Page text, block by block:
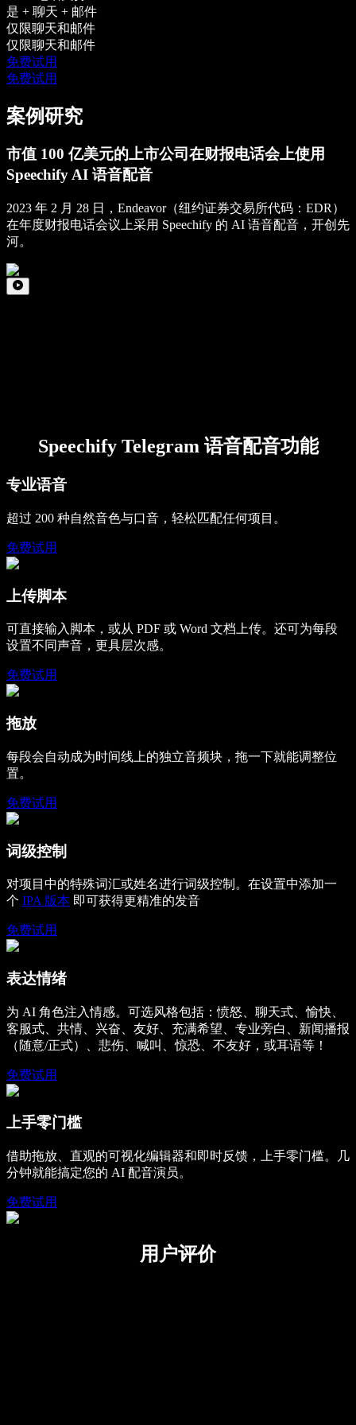
是 + 聊天 + 邮件
仅限聊天和邮件
仅限聊天和邮件
免费试用
免费试用
案例研究
市值 100 亿美元的上市公司在财报电话会上使用
Speechify AI 语音配音
2023 年 2 月 28 日，Endeavor（纽约证券交易所代码：EDR）
在年度财报电话会议上采用 Speechify 的 AI 语音配音，开创先
河。
Speechify Telegram 语音配音功能
专业语音
超过 200 种自然音色与口音，轻松匹配任何项目。
免费试用
上传脚本
可直接输入脚本，或从 PDF 或 Word 文档上传。还可为每段
设置不同声音，更具层次感。
免费试用
拖放
每段会自动成为时间线上的独立音频块，拖一下就能调整位
置。
免费试用
词级控制
对项目中的特殊词汇或姓名进行词级控制。在设置中添加一
个 IPA 版本 即可获得更精准的发音
免费试用
表达情绪
为 AI 角色注入情感。可选风格包括：愤怒、聊天式、愉快、
客服式、共情、兴奋、友好、充满希望、专业旁白、新闻播报
（随意/正式）、悲伤、喊叫、惊恐、不友好，或耳语等！
免费试用
上手零门槛
借助拖放、直观的可视化编辑器和即时反馈，上手零门槛。几
分钟就能搞定您的 AI 配音演员。
免费试用
用户评价